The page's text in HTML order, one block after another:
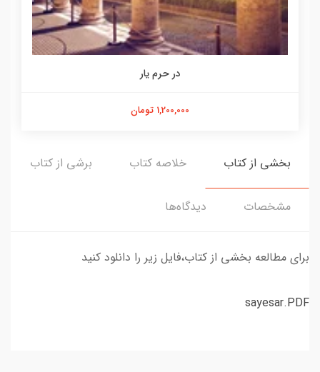
در حرم یار
1,200,000 تومان
بخشی از کتاب خلاصه کتاب برشی از کتاب
مشخصات دیدگاه‌ها
برای مطالعه بخشی از کتاب،فایل زیر را دانلود کنید
sayesar.PDF